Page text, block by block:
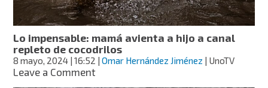
Lo impensable: mamá avienta a hijo a canal
repleto de cocodrilos
8 mayo, 2024 | 16:52 |Omar Hernández Jiménez | UnoTV
Leave a Commenton